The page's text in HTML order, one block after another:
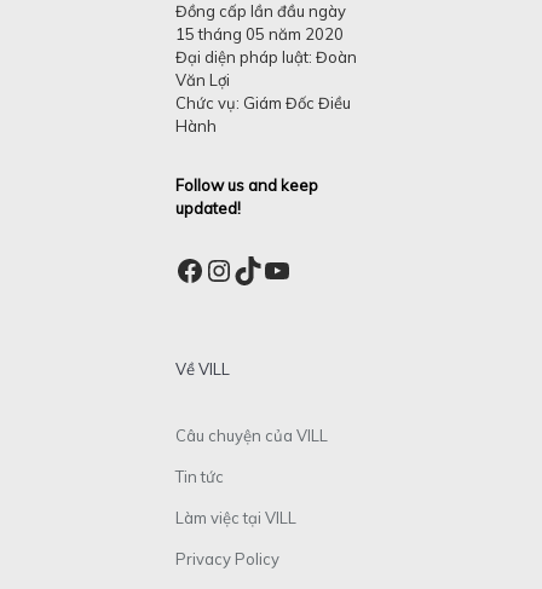
Đồng cấp lần đầu ngày
15 tháng 05 năm 2020
Đại diện pháp luật: Đoàn
Văn Lợi
Chức vụ: Giám Đốc Điều
Hành
Follow us and keep
updated!
Facebook
Instagram
TikTok
YouTube
Về VILL
Câu chuyện của VILL
Tin tức
Làm việc tại VILL
Privacy Policy